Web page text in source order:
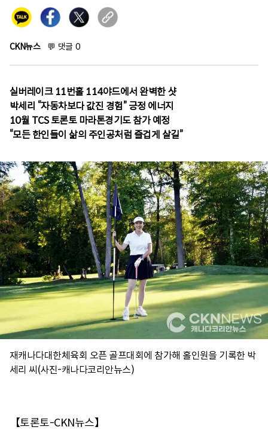
CKN뉴스 💬 댓글 0
실버레이크 11번홀 114야드에서 완벽한 샷
박세리 “자동차보다 값진 경험” 긍정 에너지
10월 TCS 토론토 마라톤경기도 참가 예정
“모든 한인들이 삶의 주인공처럼 즐겁게 살길”
재캐나다대한체육회 오픈 골프대회에 참가해 홀인원을 기록한 박
세리 씨(사진-캐나다코리안뉴스)
【토론토-CKN뉴스】